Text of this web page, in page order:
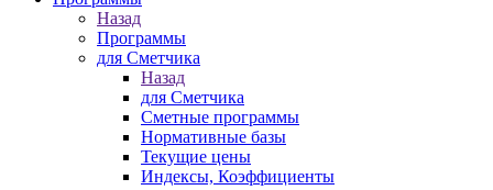
Назад
Программы
для Сметчика
Назад
для Сметчика
Сметные программы
Нормативные базы
Текущие цены
Индексы, Коэффициенты